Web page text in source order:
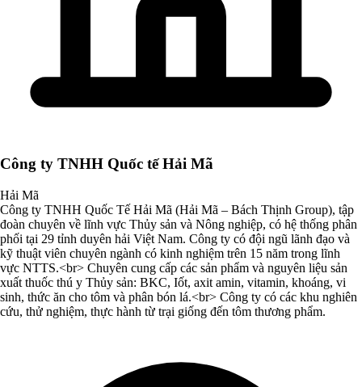
Công ty TNHH Quốc tế Hải Mã
Hải Mã
Công ty TNHH Quốc Tế Hải Mã (Hải Mã – Bách Thịnh Group), tập
đoàn chuyên về lĩnh vực Thủy sản và Nông nghiệp, có hệ thống phân
phối tại 29 tỉnh duyên hải Việt Nam. Công ty có đội ngũ lãnh đạo và
kỹ thuật viên chuyên ngành có kinh nghiệm trên 15 năm trong lĩnh
vực NTTS.<br> Chuyên cung cấp các sản phẩm và nguyên liệu sản
xuất thuốc thú y Thủy sản: BKC, Iốt, axit amin, vitamin, khoáng, vi
sinh, thức ăn cho tôm và phân bón lá.<br> Công ty có các khu nghiên
cứu, thử nghiệm, thực hành từ trại giống đến tôm thương phẩm.